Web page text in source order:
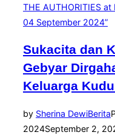
THE AUTHORITIES
04 September 2024”
Sukacita dan
Gebyar
Keluarga
by Sherina DewiBerita
2024September 2,